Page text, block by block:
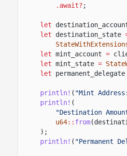
.await? ;
let
let
destination_state
let mint_account =
let mint_state =
let
permanent_delegate
println! ( "Mint
println! (
"Destination
u64:: from
);
println! ( "Permanent